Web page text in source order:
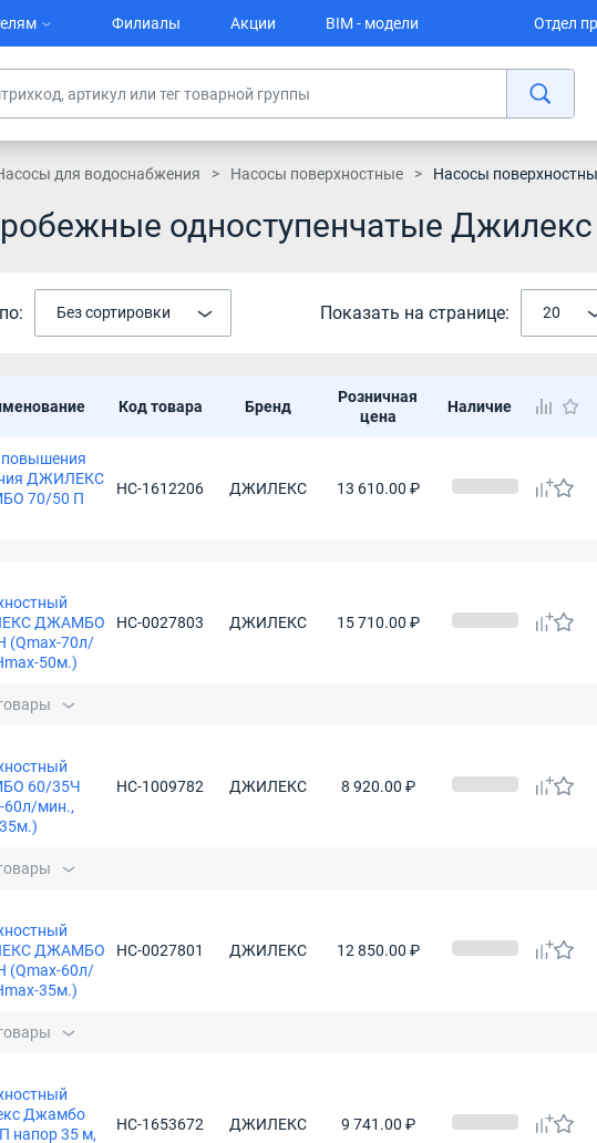
Филиалы Акции BIM - модели Отдел
для водоснабжения Насосы поверхностные Насосы
одноступенчатые Джилекс
Без сортировки Показать на странице: 20
Код товара Бренд
Розничная
цена
Наличие
повышения
ДЖИЛЕКС
70/50 П
НС-1612206 ДЖИЛЕКС 13 610.00 ₽
ДЖАМБО
(Qmax-70л/
50м.)
НС-0027803 ДЖИЛЕКС 15 710.00 ₽
60/35Ч
60л/мин.,
НС-1009782 ДЖИЛЕКС 8 920.00 ₽
ДЖАМБО
(Qmax-60л/
35м.)
НС-0027801 ДЖИЛЕКС 12 850.00 ₽
Джамбо
напор 35 м,
НС-1653672 ДЖИЛЕКС 9 741.00 ₽